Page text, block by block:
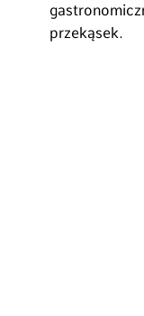
przekąsek.